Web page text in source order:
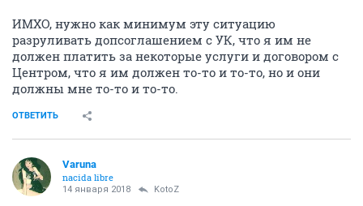
ИМХО, нужно как минимум эту ситуацию
разруливать допсоглашением с УК, что я им не
должен платить за некоторые услуги и договором с
Центром, что я им должен то-то и то-то, но и они
должны мне то-то и то-то.
ОТВЕТИТЬ
Varuna
nacida libre
14 января 2018 KotoZ